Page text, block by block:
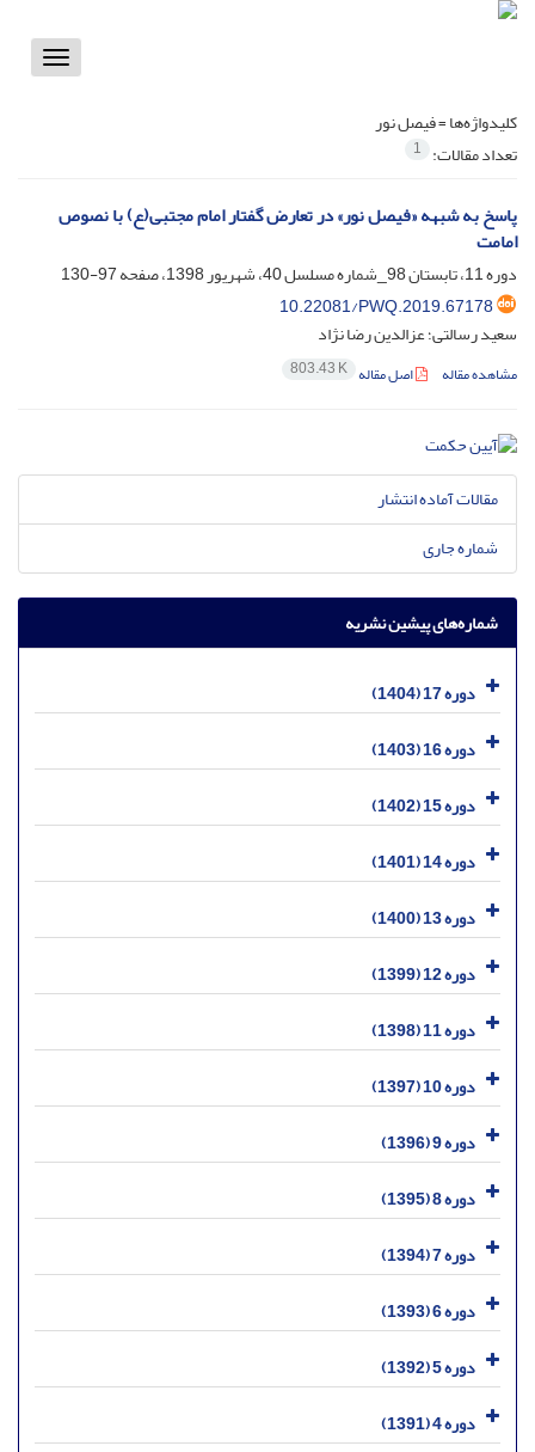
Toggle
کلیدواژه‌ها =فیصل نور
تعداد مقالات: 1
پاسخ به شبهه «فیصل نور» در تعارض گفتار امام مجتبی(ع) با نصوص
امامت
دوره 11، تابستان 98_شماره مسلسل 40، شهریور 1398، صفحه
97-130
10.22081/PWQ.2019.67178
سعید رسالتی؛ عزالدین رضا نژاد
مشاهده مقاله اصل مقاله 803.43 K
مقالات آماده انتشار
شماره جاری
شماره‌های پیشین نشریه
دوره 17 (1404)
دوره 16 (1403)
دوره 15 (1402)
دوره 14 (1401)
دوره 13 (1400)
دوره 12 (1399)
دوره 11 (1398)
دوره 10 (1397)
دوره 9 (1396)
دوره 8 (1395)
دوره 7 (1394)
دوره 6 (1393)
دوره 5 (1392)
دوره 4 (1391)